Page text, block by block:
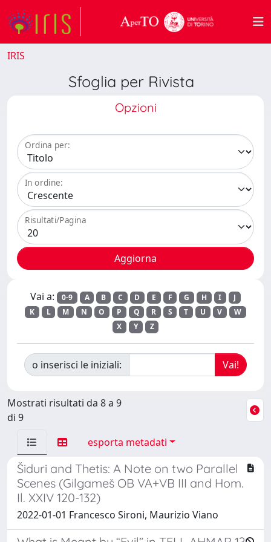
IRIS
Sfoglia per Rivista
Opzioni
Ordina per:
In ordine:
Risultati/Pagina
Vai a: 0-9 A B C D E F G H I
J
K
L M N O P Q R S T U V
W
X
Y Z
o inserisci le iniziali:
Mostrati risultati da 8 a 9
di 9
esporta metadati
Šiduri and Thetis: A Note on two Parallel
Scenes (Gilgameš OB VA+VB III and Hom.
Il. XXIV 120-132)
2022-01-01 Francesco Sironi, Maurizio Viano